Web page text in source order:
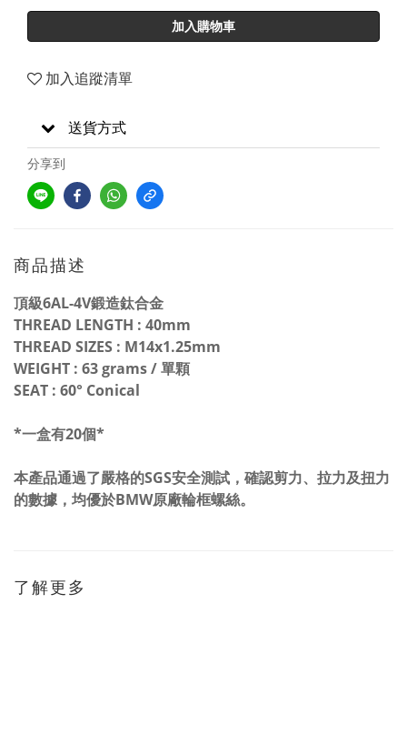
加入購物車
加入追蹤清單
送貨方式
分享到
商品描述
頂級6AL-4V鍛造鈦合金
THREAD LENGTH : 40mm
THREAD SIZES : M14x1.25mm
WEIGHT : 63 grams / 單顆
SEAT : 60° Conical
*一盒有20個*
本產品通過了嚴格的SGS安全測試，確認剪力、拉力及扭力
的數據，均優於BMW原廠輪框螺絲。
了解更多